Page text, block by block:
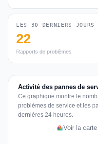
LES 30 DERNIERS JOURS
22
Rapports de problèmes
Activité des pannes de
Ce graphique montre le
problèmes de service et les
dernières 24 heures.
Voir la